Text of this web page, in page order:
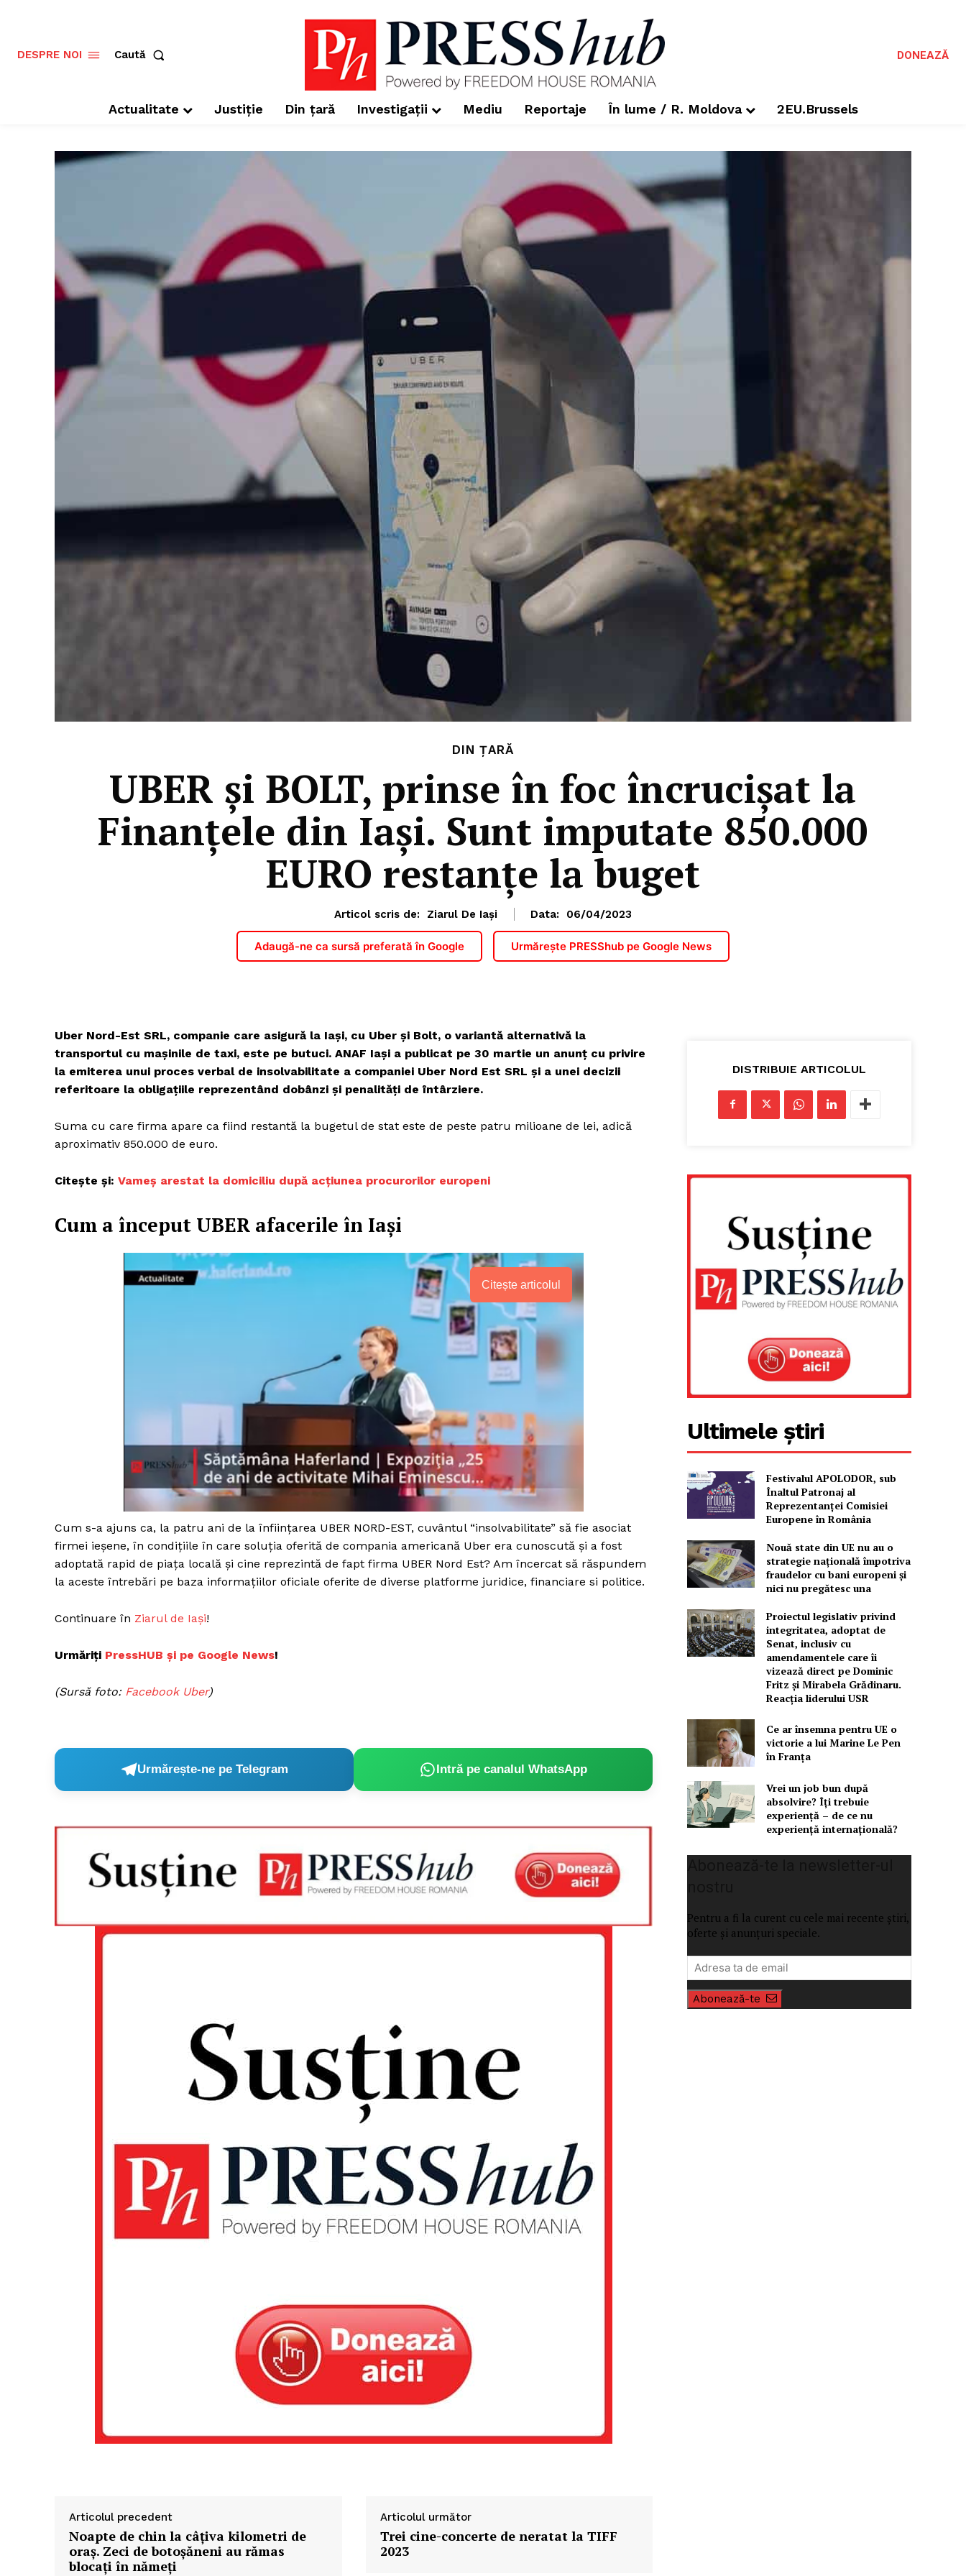
PRESShub
DESPRE NOI Caută DONEAZĂ
Actualitate Justiție Din țară Investigații Mediu Reportaje În lume / R. Moldova 2EU.Brussels
DIN ȚARĂ
UBER şi BOLT, prinse în foc încrucişat la
Finanţele din Iaşi. Sunt imputate 850.000
EURO restanţe la buget
Articol scris de: Ziarul De Iași Data: 06/04/2023
Adaugă-ne ca sursă preferată în Google Urmărește PRESShub pe Google News
Uber Nord-Est SRL, companie care asigură la Iași, cu Uber și Bolt, o variantă alternativă la
transportul cu mașinile de taxi, este pe butuci. ANAF Iași a publicat pe 30 martie un anunț cu privire
la emiterea unui proces verbal de insolvabilitate a companiei Uber Nord Est SRL și a unei decizii
referitoare la obligaţiile reprezentând dobânzi și penalități de întârziere.
Suma cu care firma apare ca fiind restantă la bugetul de stat este de peste patru milioane de lei, adică
aproximativ 850.000 de euro.
Citește și: Vameș arestat la domiciliu după acțiunea procurorilor europeni
Cum a început UBER afacerile în Iaşi
Citește articolul
Cum s-a ajuns ca, la patru ani de la înființarea UBER NORD-EST, cuvântul “insolvabilitate” să fie asociat
firmei ieșene, în condițiile în care soluția oferită de compania americană Uber era cunoscută și a fost
adoptată rapid de piața locală și cine reprezintă de fapt firma UBER Nord Est? Am încercat să răspundem
la aceste întrebări pe baza informațiilor oficiale oferite de diverse platforme juridice, financiare si politice.
Continuare în Ziarul de Iași!
Urmăriți PressHUB și pe Google News!
(Sursă foto: Facebook Uber)
Urmărește-ne pe Telegram Intră pe canalul WhatsApp
Articolul precedent
Noapte de chin la câțiva kilometri de
oraș. Zeci de botoșăneni au rămas
blocați în nămeți
Articolul următor
Trei cine-concerte de neratat la TIFF
2023
DISTRIBUIE ARTICOLUL
Ultimele știri
Festivalul APOLODOR, sub
Înaltul Patronaj al
Reprezentanței Comisiei
Europene în România
Nouă state din UE nu au o
strategie națională împotriva
fraudelor cu bani europeni și
nici nu pregătesc una
Proiectul legislativ privind
integritatea, adoptat de
Senat, inclusiv cu
amendamentele care îi
vizează direct pe Dominic
Fritz și Mirabela Grădinaru.
Reacția liderului USR
Ce ar însemna pentru UE o
victorie a lui Marine Le Pen
în Franța
Vrei un job bun după
absolvire? Îți trebuie
experiență – de ce nu
experiență internațională?
Pentru a fi la curent cu cele mai recente știri,
oferte și anunțuri speciale.
Abonează-te